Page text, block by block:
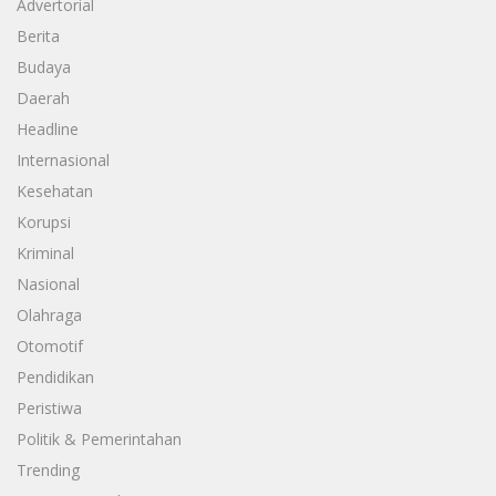
Advertorial
Berita
Budaya
Daerah
Headline
Internasional
Kesehatan
Korupsi
Kriminal
Nasional
Olahraga
Otomotif
Pendidikan
Peristiwa
Politik & Pemerintahan
Trending